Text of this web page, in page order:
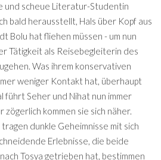
und scheue Literatur-Studentin
bald herausstellt, Hals über Kopf aus
Bolu hat fliehen müssen - um nun
Tätigkeit als Reisebegleiterin des
Was ihrem konservativen
weniger Kontakt hat, überhaupt
führt Seher und Nihat nun immer
zögerlich kommen sie sich näher.
dunkle Geheimnisse mit sich
Erlebnisse, die beide
Tosya getrieben hat, bestimmen